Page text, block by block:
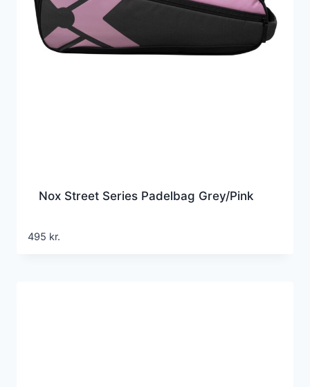
Nox Street Series Padelbag Grey/Pink
495 kr.